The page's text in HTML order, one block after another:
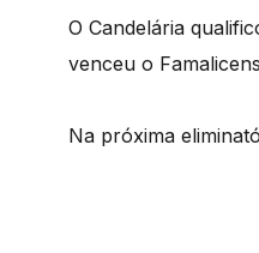
O Candelária
venceu o
Na próxima